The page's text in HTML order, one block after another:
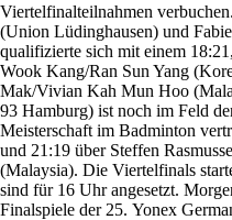
Viertelfinalteilnahmen
(Union Lüdinghausen) und
qualifizierte sich mit einem
Wook Kang/Ran Sun Yang
Mak/Vivian Kah Mun Hoo
93 Hamburg) ist noch im Feld
Meisterschaft im Badminton
und 21:19 über Steffen
(Malaysia). Die Viertelfinals
sind für 16 Uhr angesetzt.
Finalspiele der 25. Yonex